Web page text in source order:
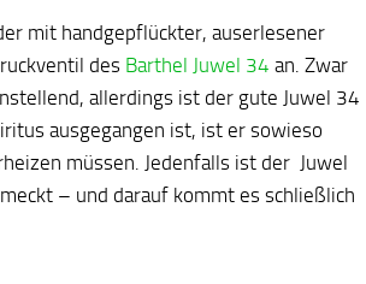
mit handgepflückter, auserlesener
des Barthel Juwel 34 an. Zwar
allerdings ist der gute Juwel 34
ausgegangen ist, ist er sowieso
müssen. Jedenfalls ist der Juwel
– und darauf kommt es schließlich